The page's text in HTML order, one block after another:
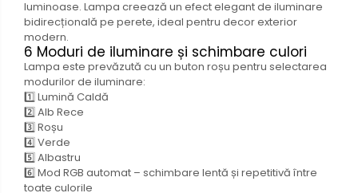
luminoase. Lampa creează un efect elegant de iluminare
bidirecțională pe perete, ideal pentru decor exterior
modern.
6 Moduri de iluminare și schimbare culori
Lampa este prevăzută cu un buton roșu pentru selectarea
modurilor de iluminare:
1️⃣ Lumină Caldă
2️⃣ Alb Rece
3️⃣ Roșu
4️⃣ Verde
5️⃣ Albastru
6️⃣ Mod RGB automat – schimbare lentă și repetitivă între
toate culorile